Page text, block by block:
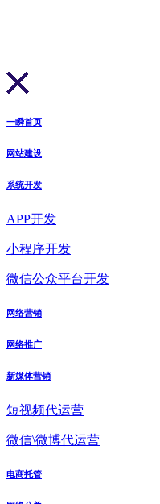
一瞬首页
网站建设
系统开发
APP开发
小程序开发
微信公众平台开发
网络营销
网络推广
新媒体营销
短视频代运营
微信\微博代运营
电商托管